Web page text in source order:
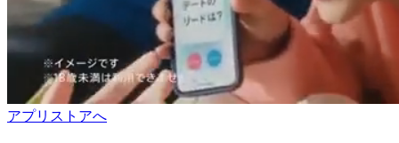
アプリストアへ